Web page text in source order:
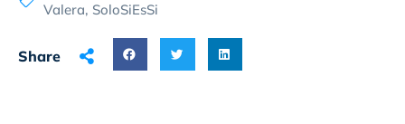
Valera, SoloSiEsSi
Share